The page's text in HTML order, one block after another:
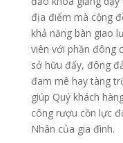
địa điểm mà cộng
khả năng bàn giao
viên với phần đông
sở hữu đấy, đông
đam mê hay tàng
giúp Quý khách
công rượu cồn lực
Nhân của gia đình.